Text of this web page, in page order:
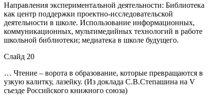
Направления экспериментальной деятельности: Библиотека
как центр поддержки проектно-исследовательской
деятельности в школе. Использование информационных,
коммуникационных, мультимедийных технологий в работе
школьной библиотеки; медиатека в школе будущего.
Слайд 20
… Чтение – ворота в образование, которые превращаются в
узкую калитку, лазейку. (Из доклада С.В.Степашина на V
съезде Российского книжного союза)